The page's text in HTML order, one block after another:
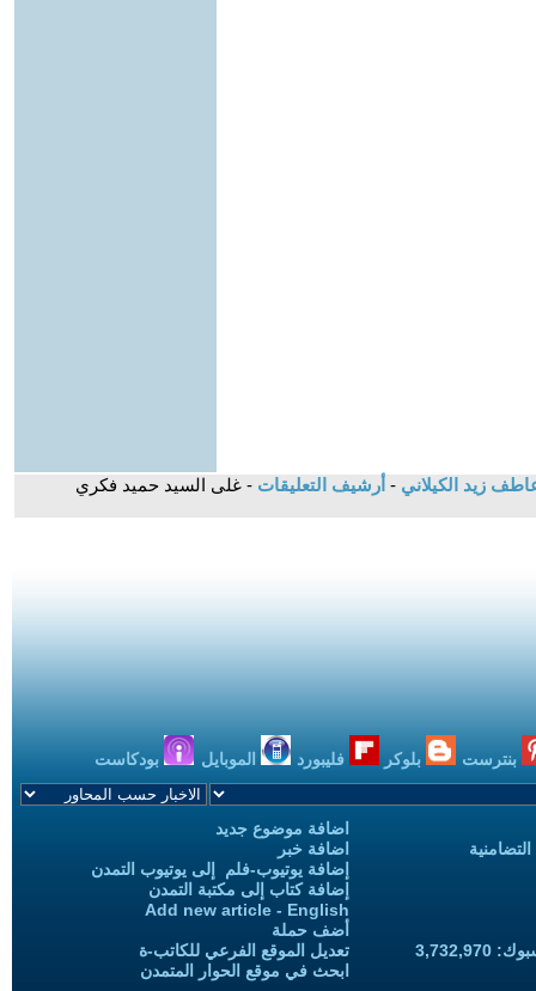
زيد الكيلاني - أرشيف التعليقات - غلى السيد حميد فكري
بنترست بلوكر فليبورد الموبايل بودكاست
اضافة موضوع جديد
اضافة خبر
إضافة يوتيوب-فلم إلى يوتيوب التمدن
إضافة كتاب إلى مكتبة التمدن
Add new article - English
أضف حملة
تعديل الموقع الفرعي للكاتب-ة
ابحث في موقع الحوار المتمدن